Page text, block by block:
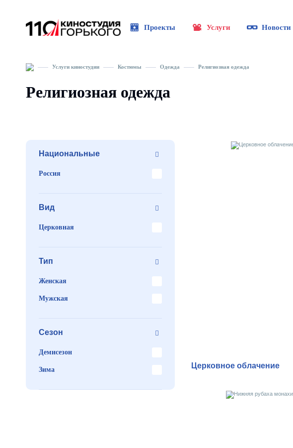
Проекты Услуги Новости
Услуги киностудии Костюмы Одежда Религиозная одежда
Религиозная одежда
Национальные
Россия
Вид
Церковная
Тип
Женская
Мужская
Сезон
Демисезон
Зима Церковное облачение